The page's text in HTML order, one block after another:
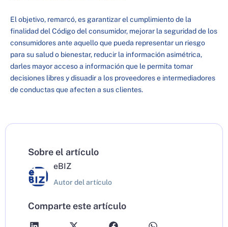
El objetivo, remarcó, es garantizar el cumplimiento de la
finalidad del Código del consumidor, mejorar la seguridad de los
consumidores ante aquello que pueda representar un riesgo
para su salud o bienestar, reducir la información asimétrica,
darles mayor acceso a información que le permita tomar
decisiones libres y disuadir a los proveedores e intermediadores
de conductas que afecten a sus clientes.
Sobre el artículo
eBIZ
Autor del artículo
Comparte este artículo